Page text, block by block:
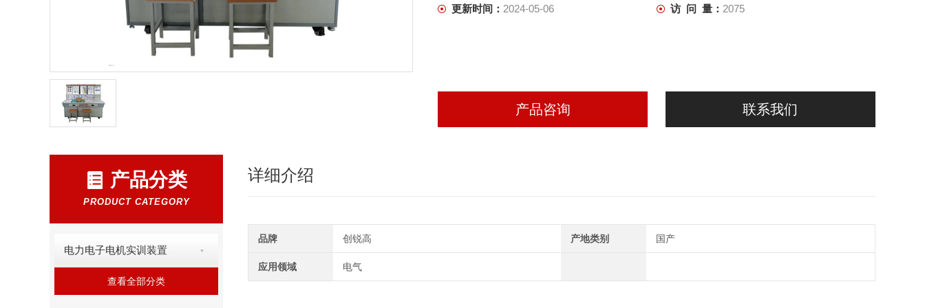
更新时间： 2024-05-06 访 问 量： 2075
产品咨询 联系我们
产品分类
PRODUCT CATEGORY
电力电子电机实训装置
查看全部分类
详细介绍
品牌 创锐高 产地类别 国产
应用领域 电气